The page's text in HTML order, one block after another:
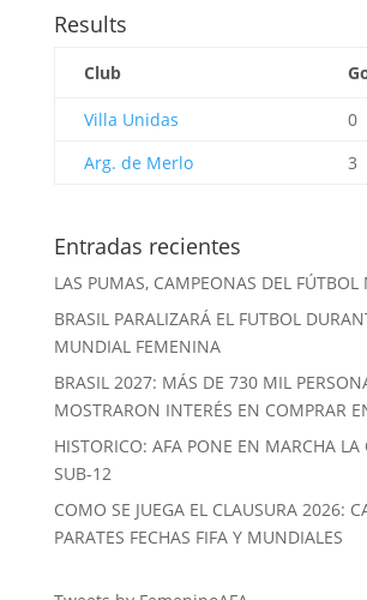
Results
Club
Villa Unidas
0
Arg. de Merlo
3
Entradas recientes
LAS PUMAS, CAMPEONAS DEL
BRASIL PARALIZARÁ EL FUTBOL
MUNDIAL FEMENINA
BRASIL 2027: MÁS DE 730 MIL
MOSTRARON INTERÉS EN COMPRAR
HISTORICO: AFA PONE EN MARCHA LA
SUB-12
COMO SE JUEGA EL CLAUSURA 2026:
PARATES FECHAS FIFA Y MUNDIALES